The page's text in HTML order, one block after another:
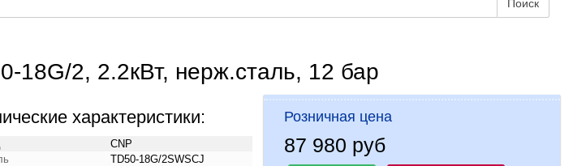
Поиск
18G/2, 2.2кВт, нерж.сталь, 12 бар
характеристики:
CNP
TD50-18G/2SWSCJ
Розничная цена
87 980 руб